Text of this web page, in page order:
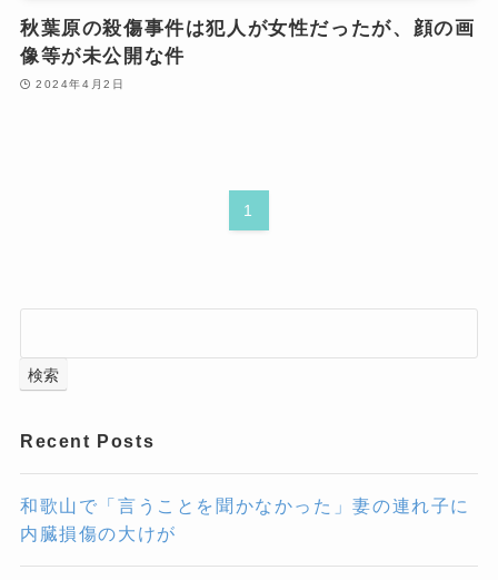
秋葉原の殺傷事件は犯人が女性だったが、顔の画
像等が未公開な件
2024年4月2日
1
検索
Recent Posts
和歌山で「言うことを聞かなかった」妻の連れ子に
内臓損傷の大けが